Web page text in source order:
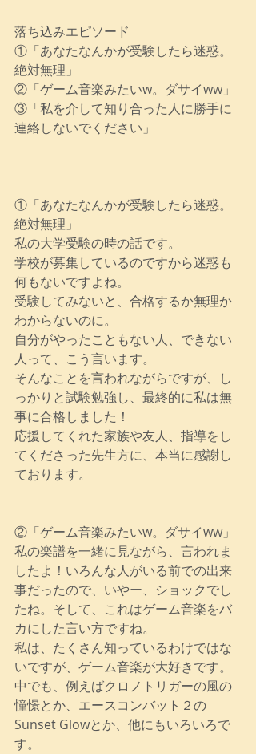
落ち込みエピソード
①「あなたなんかが受験したら迷惑。
絶対無理」
②「ゲーム音楽みたいw。ダサイww」
③「私を介して知り合った人に勝手に
連絡しないでください」
①「あなたなんかが受験したら迷惑。
絶対無理」
私の大学受験の時の話です。
学校が募集しているのですから迷惑も
何もないですよね。
受験してみないと、合格するか無理か
わからないのに。
自分がやったこともない人、できない
人って、こう言います。
そんなことを言われながらですが、し
っかりと試験勉強し、最終的に私は無
事に合格しました！
応援してくれた家族や友人、指導をし
てくださった先生方に、本当に感謝し
ております。
②「ゲーム音楽みたいw。ダサイww」
私の楽譜を一緒に見ながら、言われま
したよ！いろんな人がいる前での出来
事だったので、いやー、ショックでし
たね。そして、これはゲーム音楽をバ
カにした言い方ですね。
私は、たくさん知っているわけではな
いですが、ゲーム音楽が大好きです。
中でも、例えばクロノトリガーの風の
憧憬とか、エースコンバット２の
Sunset Glowとか、他にもいろいろで
す。